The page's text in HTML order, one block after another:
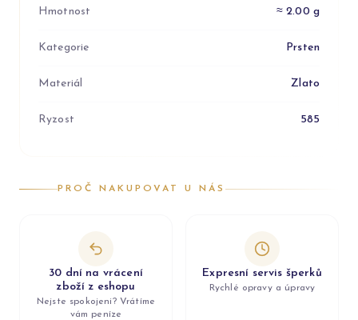
Hmotnost ≈ 2.00 g
Kategorie Prsten
Materiál Zlato
Ryzost 585
PROČ NAKUPOVAT U NÁS
30 dní na vrácení
zboží z eshopu
Nejste spokojeni? Vrátíme
vám peníze
Expresní servis šperků
Rychlé opravy a úpravy